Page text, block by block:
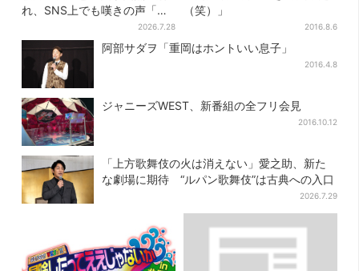
れ、SNS上でも嘆きの声「癒
2026.7.28
（笑）」
2016.8.6
阿部サダヲ「重岡はホントいい息子」
2016.4.8
ジャニーズWEST、新番組の全フリ会見
2016.10.12
「上方歌舞伎の火は消えない」愛之助、新た
な劇場に期待 “ルパン歌舞伎”は古典への入口
2026.7.29